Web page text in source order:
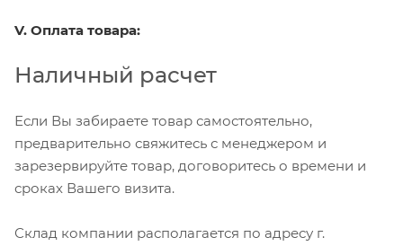
V. Оплата товара:
Наличный расчет
Если Вы забираете товар самостоятельно,
предварительно свяжитесь с менеджером и
зарезервируйте товар, договоритесь о времени и
сроках Вашего визита.
Склад компании располагается по адресу г.